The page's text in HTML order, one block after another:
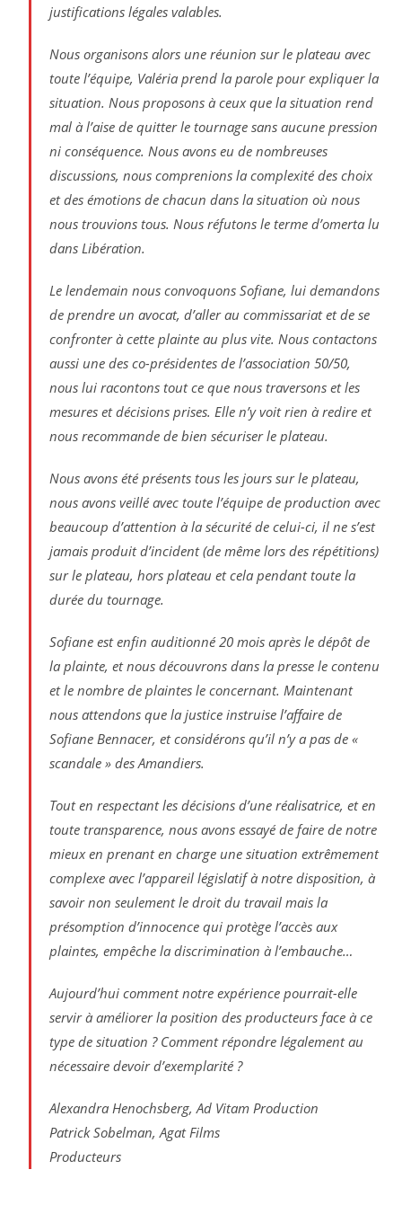
justifications légales valables.
Nous organisons alors une réunion sur le plateau avec
toute l’équipe, Valéria prend la parole pour expliquer la
situation. Nous proposons à ceux que la situation rend
mal à l’aise de quitter le tournage sans aucune pression
ni conséquence. Nous avons eu de nombreuses
discussions, nous comprenions la complexité des choix
et des émotions de chacun dans la situation où nous
nous trouvions tous. Nous réfutons le terme d’omerta lu
dans Libération.
Le lendemain nous convoquons Sofiane, lui demandons
de prendre un avocat, d’aller au commissariat et de se
confronter à cette plainte au plus vite. Nous contactons
aussi une des co-présidentes de l’association 50/50,
nous lui racontons tout ce que nous traversons et les
mesures et décisions prises. Elle n’y voit rien à redire et
nous recommande de bien sécuriser le plateau.
Nous avons été présents tous les jours sur le plateau,
nous avons veillé avec toute l’équipe de production avec
beaucoup d’attention à la sécurité de celui-ci, il ne s’est
jamais produit d’incident (de même lors des répétitions)
sur le plateau, hors plateau et cela pendant toute la
durée du tournage.
Sofiane est enfin auditionné 20 mois après le dépôt de
la plainte, et nous découvrons dans la presse le contenu
et le nombre de plaintes le concernant. Maintenant
nous attendons que la justice instruise l’affaire de
Sofiane Bennacer, et considérons qu’il n’y a pas de «
scandale » des Amandiers.
Tout en respectant les décisions d’une réalisatrice, et en
toute transparence, nous avons essayé de faire de notre
mieux en prenant en charge une situation extrêmement
complexe avec l’appareil législatif à notre disposition, à
savoir non seulement le droit du travail mais la
présomption d’innocence qui protège l’accès aux
plaintes, empêche la discrimination à l’embauche…
Aujourd’hui comment notre expérience pourrait-elle
servir à améliorer la position des producteurs face à ce
type de situation ? Comment répondre légalement au
nécessaire devoir d’exemplarité ?
Alexandra Henochsberg, Ad Vitam Production
Patrick Sobelman, Agat Films
Producteurs